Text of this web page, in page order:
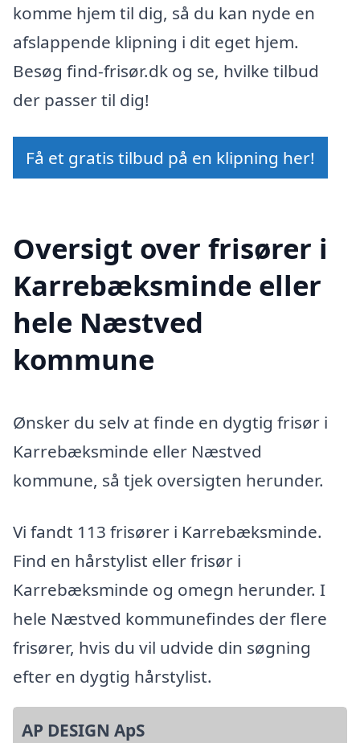
komme hjem til dig, så du kan nyde en
afslappende klipning i dit eget hjem.
Besøg find-frisør.dk og se, hvilke tilbud
der passer til dig!
Få et gratis tilbud på en klipning her!
Oversigt over frisører i
Karrebæksminde eller
hele Næstved
kommune
Ønsker du selv at finde en dygtig frisør i
Karrebæksminde eller Næstved
kommune, så tjek oversigten herunder.
Vi fandt 113 frisører i Karrebæksminde.
Find en hårstylist eller frisør i
Karrebæksminde og omegn herunder. I
hele Næstved kommunefindes der flere
frisører, hvis du vil udvide din søgning
efter en dygtig hårstylist.
AP DESIGN ApS